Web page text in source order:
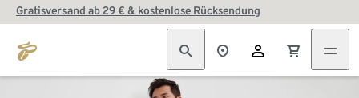
Gratisversand ab 29 € & kostenlose Rücksendung